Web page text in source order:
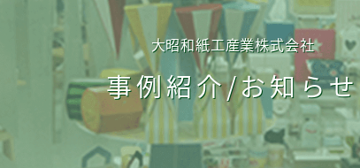
大昭和紙工産業株式会社
事例紹介/お知らせ